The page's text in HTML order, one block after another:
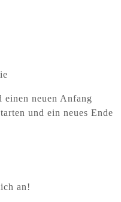
einen neuen Anfang
und ein neues Ende
an!